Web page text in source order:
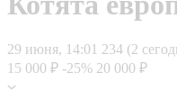
29 июня, 14:01 234 (2
15 000 ₽ -25% 20 000 ₽